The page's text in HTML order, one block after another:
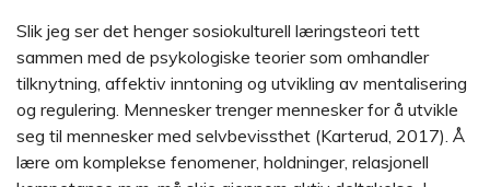
Slik jeg ser det henger sosiokulturell læringsteori tett
sammen med de psykologiske teorier som omhandler
tilknytning, affektiv inntoning og utvikling av mentalisering
og regulering. Mennesker trenger mennesker for å utvikle
seg til mennesker med selvbevissthet (Karterud, 2017). Å
lære om komplekse fenomener, holdninger, relasjonell